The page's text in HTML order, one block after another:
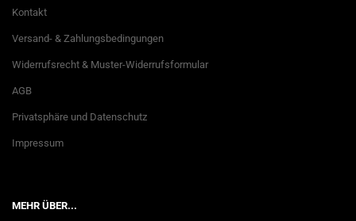
Kontakt
Versand- & Zahlungsbedingungen
Widerrufsrecht & Muster-Widerrufsformular
AGB
Privatsphäre und Datenschutz
Impressum
MEHR ÜBER...